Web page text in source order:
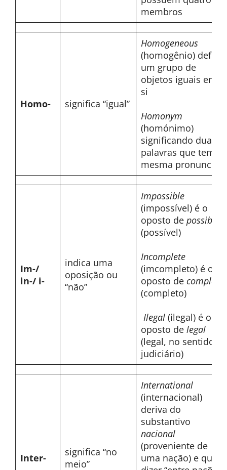
membros
Homo- significa “igual”
Homogeneous
(homogênio) define
um grupo de
objetos iguais entre
si
Homonym
(homónimo)
significando duas
palavras que tem a
mesma pronuncia
Im-/
in-/ i-
indica uma
oposição ou
“não”
Impossible
(impossível) é o
oposto de possible
(possível)
Incomplete
(imcompleto) é o
oposto de complete
(completo)
Ilegal (ilegal) é o
oposto de legal
(legal, no sentido
judiciário)
Inter-
significa “no
meio”
International
(internacional)
deriva do
substantivo
nacional
(proveniente de
uma nação) e quer